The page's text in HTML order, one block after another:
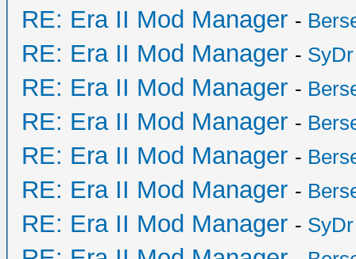
RE: Era II Mod Manager -
RE: Era II Mod Manager - SyDr
RE: Era II Mod Manager -
RE: Era II Mod Manager -
RE: Era II Mod Manager -
RE: Era II Mod Manager -
RE: Era II Mod Manager - SyDr